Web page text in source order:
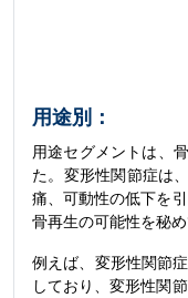
用途別：
用途セグメントは、
た。変形性関節症は
痛、可動性の低下を
骨再生の可能性を秘
例えば、変形性関節
しており、変形性関